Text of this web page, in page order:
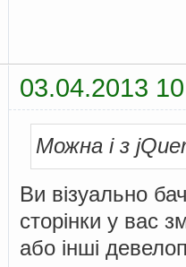
03.04.2013
Можна і з
Ви візуально
сторінки у вас
або інші